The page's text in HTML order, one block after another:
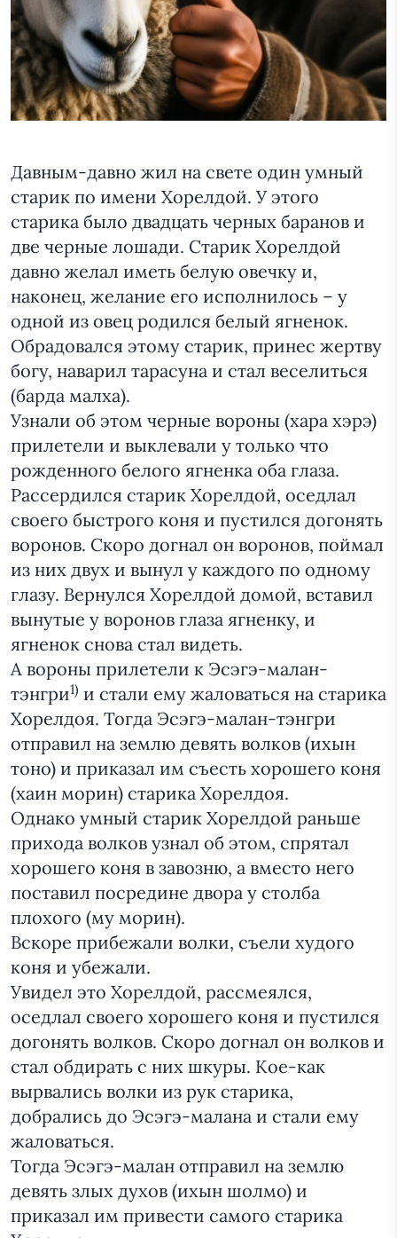
Давным-давно жил на свете один умный
старик по имени Хорелдой. У этого
старика было двадцать черных баранов и
две черные лошади. Старик Хорелдой
давно желал иметь белую овечку и,
наконец, желание его исполнилось – у
одной из овец родился белый ягненок.
Обрадовался этому старик, принес жертву
богу, наварил тарасуна и стал веселиться
(барда малха).
Узнали об этом черные вороны (хара хэрэ)
прилетели и выклевали у только что
рожденного белого ягненка оба глаза.
Рассердился старик Хорелдой, оседлал
своего быстрого коня и пустился догонять
воронов. Скоро догнал он воронов, поймал
из них двух и вынул у каждого по одному
глазу. Вернулся Хорелдой домой, вставил
вынутые у воронов глаза ягненку, и
ягненок снова стал видеть.
А вороны прилетели к Эсэгэ-малан-
тэнгри1) и стали ему жаловаться на старика
Хорелдоя. Тогда Эсэгэ-малан-тэнгри
отправил на землю девять волков (ихын
тоно) и приказал им съесть хорошего коня
(хаин морин) старика Хорелдоя.
Однако умный старик Хорелдой раньше
прихода волков узнал об этом, спрятал
хорошего коня в завозню, а вместо него
поставил посредине двора у столба
плохого (му морин).
Вскоре прибежали волки, съели худого
коня и убежали.
Увидел это Хорелдой, рассмеялся,
оседлал своего хорошего коня и пустился
догонять волков. Скоро догнал он волков и
стал обдирать с них шкуры. Кое-как
вырвались волки из рук старика,
добрались до Эсэгэ-малана и стали ему
жаловаться.
Тогда Эсэгэ-малан отправил на землю
девять злых духов (ихын шолмо) и
приказал им привести самого старика